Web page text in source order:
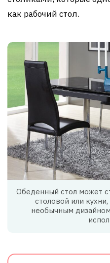
как рабочий стол.
Обеденный стол может
столовой или
необычным